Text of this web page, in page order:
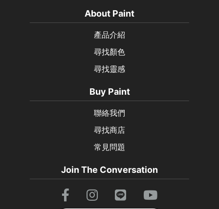
About Paint
產品介紹
尋找顏色
尋找靈感
Buy Paint
聯絡我們
尋找商店
常見問題
Join The Conversation